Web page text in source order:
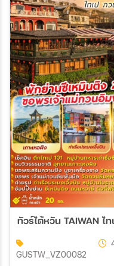
GUSTW_VZ00082